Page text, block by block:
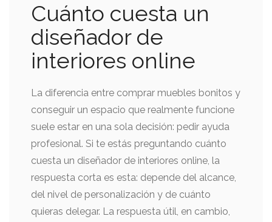
Cuánto cuesta un
diseñador de
interiores online
La diferencia entre comprar muebles bonitos y
conseguir un espacio que realmente funcione
suele estar en una sola decisión: pedir ayuda
profesional. Si te estás preguntando cuánto
cuesta un diseñador de interiores online, la
respuesta corta es esta: depende del alcance,
del nivel de personalización y de cuánto
quieras delegar. La respuesta útil, en cambio,